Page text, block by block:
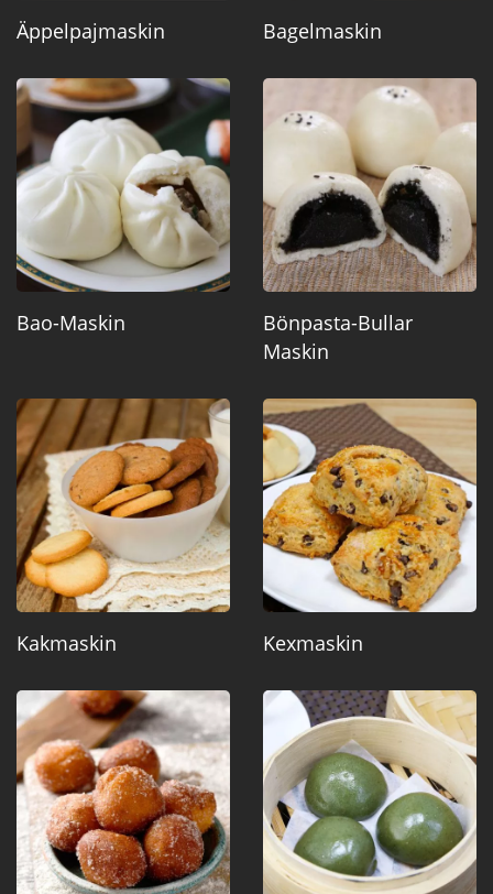
Äppelpajmaskin Bagelmaskin
Bao-Maskin
Bönpasta-Bullar
Maskin
Kakmaskin Kexmaskin